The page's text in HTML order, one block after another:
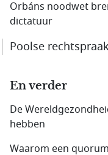
Orbáns noodwet
dictatuur
Poolse
En verder
De
hebben
Waarom een